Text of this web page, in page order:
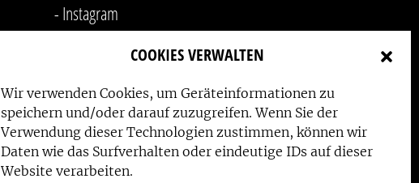
COOKIES VERWALTEN
Wir verwenden Cookies, um Geräteinformationen zu
speichern und/oder darauf zuzugreifen. Wenn Sie der
Verwendung dieser Technologien zustimmen, können wir
Daten wie das Surfverhalten oder eindeutige IDs auf dieser
Website verarbeiten.
- Instagram